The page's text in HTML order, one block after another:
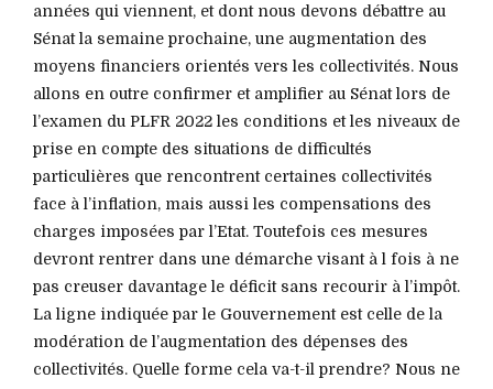
années qui viennent, et dont nous devons débattre au
Sénat la semaine prochaine, une augmentation des
moyens financiers orientés vers les collectivités. Nous
allons en outre confirmer et amplifier au Sénat lors de
l’examen du PLFR 2022 les conditions et les niveaux de
prise en compte des situations de difficultés
particulières que rencontrent certaines collectivités
face à l’inflation, mais aussi les compensations des
charges imposées par l’Etat. Toutefois ces mesures
devront rentrer dans une démarche visant à l fois à ne
pas creuser davantage le déficit sans recourir à l’impôt.
La ligne indiquée par le Gouvernement est celle de la
modération de l’augmentation des dépenses des
collectivités. Quelle forme cela va-t-il prendre? Nous ne